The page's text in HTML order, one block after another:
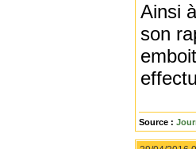
Ainsi
son
Source :